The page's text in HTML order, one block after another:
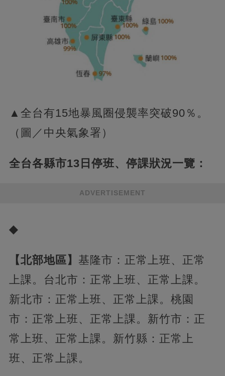
▲全台有15地暴風圈侵襲率突破90％。
（圖／中央氣象署）
全台各縣市13日停班、停課狀況一覽：
ADVERTISEMENT
◆
【北部地區】 基隆市：正常上班、正常
上課。台北市：正常上班、正常上課。
新北市：正常上班、正常上課。桃園
市：正常上班、正常上課。新竹市：正
常上班、正常上課。新竹縣：正常上
班、正常上課。